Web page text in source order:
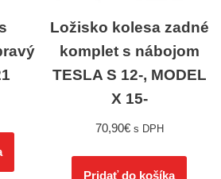
Ložisko kolesa zadné
komplet s nábojom
TESLA S 12-, MODEL
X 15-
70,90€ s DPH
Pridať do košíka